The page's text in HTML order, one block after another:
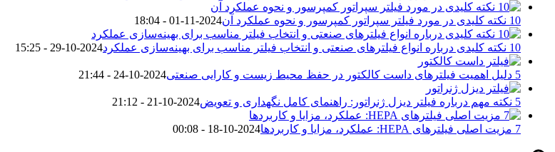
10 نکته کلیدی در مورد فیلتر سپراتور کمپرسور و نحوه عملکرد آن 2024-11-01 - 18:04
10 نکته کلیدی درباره انواع فیلترهای صنعتی و انتخاب فیلتر مناسب برای بهینه‌سازی عملکرد 2024-10-29 - 15:25
5 دلیل اهمیت فیلترهای داست کالکتور در حفظ محیط زیست و کارایی صنعتی 2024-10-24 - 21:44
5 نکته مهم درباره فیلتر دیزل ژنراتور: راهنمای کامل نگهداری و تعویض 2024-10-21 - 21:12
7 مزیت اصلی فیلترهای HEPA: عملکرد، مزایا و کاربردها 2024-10-18 - 00:08